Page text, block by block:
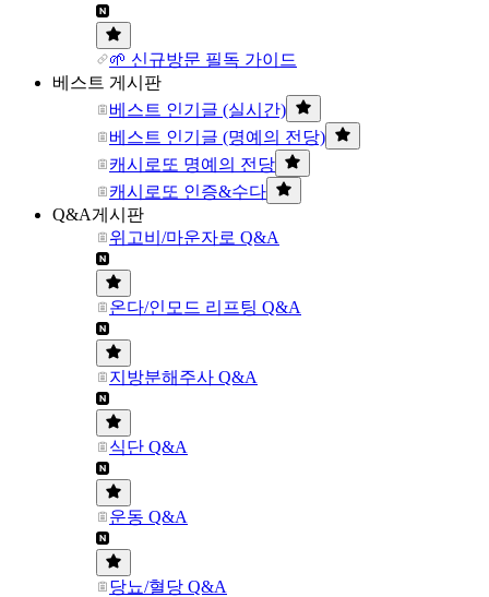
🌱 신규방문 필독 가이드
베스트 게시판
베스트 인기글 (실시간)
베스트 인기글 (명예의 전당)
캐시로또 명예의 전당
캐시로또 인증&수다
Q&A게시판
위고비/마운자로 Q&A
온다/인모드 리프팅 Q&A
지방분해주사 Q&A
식단 Q&A
운동 Q&A
당뇨/혈당 Q&A